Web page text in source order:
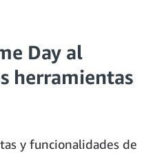
Day al
herramientas
y funcionalidades de